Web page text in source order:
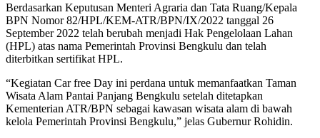
Berdasarkan Keputusan Menteri Agraria dan Tata Ruang/Kepala
BPN Nomor 82/HPL/KEM-ATR/BPN/IX/2022 tanggal 26
September 2022 telah berubah menjadi Hak Pengelolaan Lahan
(HPL) atas nama Pemerintah Provinsi Bengkulu dan telah
diterbitkan sertifikat HPL.
“Kegiatan Car free Day ini perdana untuk memanfaatkan Taman
Wisata Alam Pantai Panjang Bengkulu setelah ditetapkan
Kementerian ATR/BPN sebagai kawasan wisata alam di bawah
kelola Pemerintah Provinsi Bengkulu,” jelas Gubernur Rohidin.